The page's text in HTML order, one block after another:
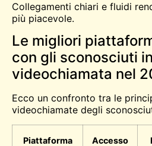
Collegamenti chiari e fluidi
più piacevole.
Le migliori
con gli sconosciuti in
videochiamata nel
Ecco un confronto tra le
videochiamate degli
Piattaforma
Accesso